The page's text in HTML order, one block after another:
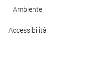
Ambiente
Accessibilità